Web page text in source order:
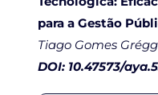
para a Gestão
Tiago Gomes
DOI: 10.47573/